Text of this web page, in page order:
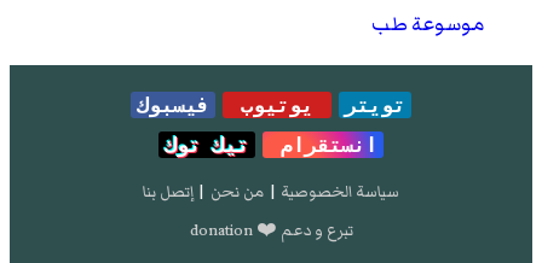
10.1093/clinids/14.5.1149.
Chapman, A (2009). "Cluster of sylvatic epidemic
typhus cases associated with flying squirrels, 2004-
2006".Emerg Infect Dis.15(7): 1005–11.
patient following infection with sylvatic epidemic
موسوعة طب
تويتر يوتيوب
فيسبوك
انستقرام
تيك توك
سياسة الخصوصية | من نحن | إتصل بنا
تبرع و دعم ❤️ donation